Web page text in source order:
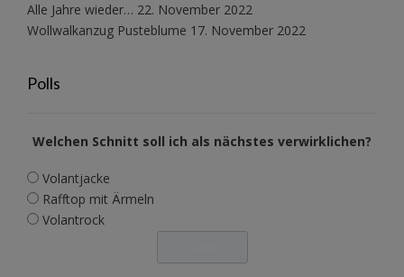
Alle Jahre wieder… 22. November 2022
Wollwalkanzug Pusteblume 17. November 2022
Polls
Welchen Schnitt soll ich als nächstes verwirklichen?
Volantjacke
Rafftop mit Ärmeln
Volantrock